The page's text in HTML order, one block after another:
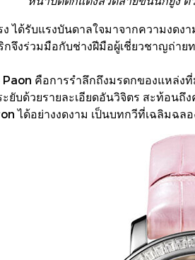
ได้รับแรงบันดาลใจมาจากความงด
กจึงร่วมมือกับช่างฝีมือผู้เชี่ยวชาญถ่
Paon คือการรำลึกถึงมรดกของแห
ยับด้วยรายละเอียดอันวิจิตร สะท้อนถึ
ได้อย่างงดงาม เป็นบทกวีที่เฉลิมฉล